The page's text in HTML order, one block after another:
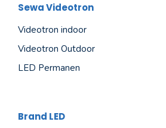
Sewa Videotron
Videotron indoor
Videotron Outdoor
LED Permanen
Brand LED